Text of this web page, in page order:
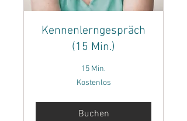
Kennenlerngespräch
(15 Min.)
15 Min.
Kostenlos
Buchen